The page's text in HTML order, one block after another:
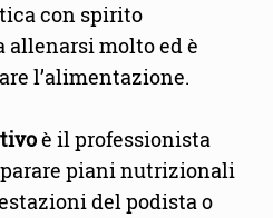
con spirito
molto ed è
l’alimentazione.
è il professionista
piani nutrizionali
del podista o